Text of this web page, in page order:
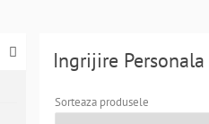
Ingrijire Personala
Sorteaza produsele